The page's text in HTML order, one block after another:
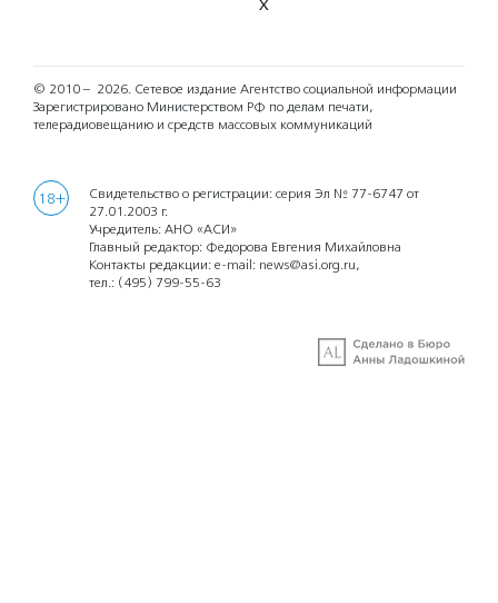
X
© 2010 – 2026. Сетевое издание Агентство социальной информации
Зарегистрировано Министерством РФ по делам печати,
телерадиовещанию и средств массовых коммуникаций
18+
Свидетельство о регистрации: серия Эл № 77-6747 от
27.01.2003 г.
Учредитель: АНО «АСИ»
Главный редактор: Федорова Евгения Михайловна
Контакты редакции: e-mail: news@asi.org.ru,
тел.: (495) 799-55-63